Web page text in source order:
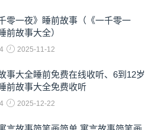
零一夜》睡前故事（《一千零一
前故事大全）
2025-11-12
事大全睡前免费在线收听、6到12岁
前故事大全免费收听
2025-12-22